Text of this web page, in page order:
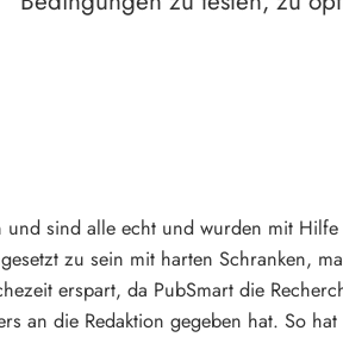
sind alle echt und wurden mit
zu sein mit harten Schranken,
erspart, da PubSmart die
an die Redaktion gegeben hat. So